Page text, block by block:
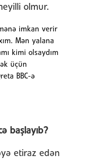
olmur.
imkan verir
Mən yalana
kimi olsaydım
üçün
BBC-ə
başlayıb?
etiraz edən